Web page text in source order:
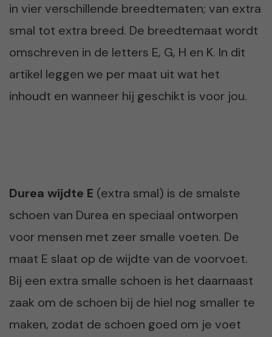
in vier verschillende breedtematen; van extra
smal tot extra breed. De breedtemaat wordt
omschreven in de letters E, G, H en K. In dit
artikel leggen we per maat uit wat het
inhoudt en wanneer hij geschikt is voor jou.
Durea wijdte E (extra smal) is de smalste
schoen van Durea en speciaal ontworpen
voor mensen met zeer smalle voeten. De
maat E slaat op de wijdte van de voorvoet.
Bij een extra smalle schoen is het daarnaast
zaak om de schoen bij de hiel nog smaller te
maken, zodat de schoen goed om je voet